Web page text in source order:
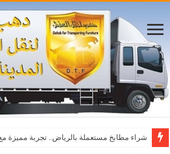
شراء مطابخ مستعملة بالرياض.. تجربة مميزة